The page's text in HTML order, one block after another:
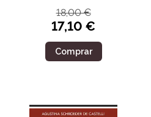
18,00 €
17,10 €
Comprar